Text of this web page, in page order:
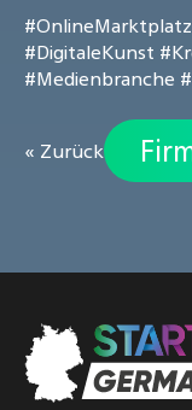
#OnlineMarktplatz
#DigitaleKunst
#Medienbranche
« Zurück